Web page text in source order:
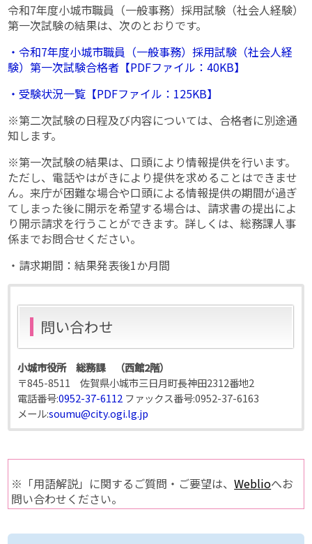
令和7年度小城市職員（一般事務）採用試験（社会人経験）
第一次試験の結果は、次のとおりです。
・令和7年度小城市職員（一般事務）採用試験（社会人経
験）第一次試験合格者【PDFファイル：40KB】
・受験状況一覧【PDFファイル：125KB】
※第二次試験の日程及び内容については、合格者に別途通
知します。
※第一次試験の結果は、口頭により情報提供を行います。
ただし、電話やはがきにより提供を求めることはできませ
ん。来庁が困難な場合や口頭による情報提供の期間が過ぎ
てしまった後に開示を希望する場合は、請求書の提出によ
り開示請求を行うことができます。詳しくは、総務課人事
係までお問合せください。
・請求期間：結果発表後1か月間
問い合わせ
小城市役所 総務課 （西館2階）
〒845-8511 佐賀県小城市三日月町長神田2312番地2
電話番号:0952-37-6112 ファックス番号:0952-37-6163
メール:soumu@city.ogi.lg.jp
※「用語解説」に関するご質問・ご要望は、Weblioへお
問い合わせください。